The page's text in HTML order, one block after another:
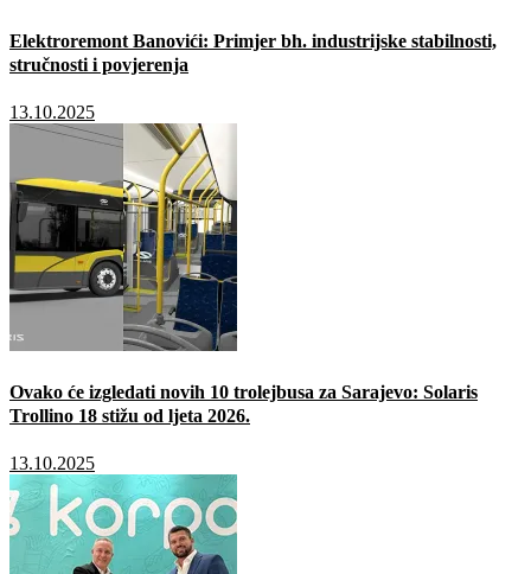
Elektroremont Banovići: Primjer bh. industrijske stabilnosti,
stručnosti i povjerenja
13.10.2025
Ovako će izgledati novih 10 trolejbusa za Sarajevo: Solaris
Trollino 18 stižu od ljeta 2026.
13.10.2025